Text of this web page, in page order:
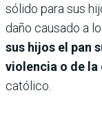
sólido para sus
daño causado a
sus hijos el pan
violencia o de la
católico.